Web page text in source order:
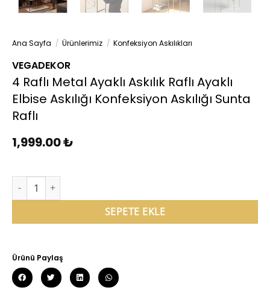
Ana Sayfa / Ürünlerimiz / Konfeksiyon Askılıkları
VEGADEKOR
4 Raflı Metal Ayaklı Askılık Raflı Ayaklı
Elbise Askılığı Konfeksiyon Askılığı Sunta
Raflı
1,999.00₺
SEPETE EKLE
Ürünü Paylaş